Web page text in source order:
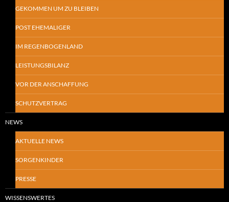
GEKOMMEN UM ZU BLEIBEN
POST EHEMALIGER
IM REGENBOGENLAND
LEISTUNGSBILANZ
VOR DER ANSCHAFFUNG
SCHUTZVERTRAG
NEWS
AKTUELLE NEWS
SORGENKINDER
PRESSE
WISSENSWERTES